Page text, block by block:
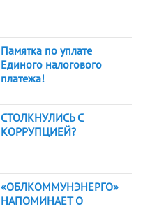
Памятка по уплате
Единого налогового
платежа!
СТОЛКНУЛИСЬ С
КОРРУПЦИЕЙ?
«ОБЛКОММУНЭНЕРГО»
НАПОМИНАЕТ О